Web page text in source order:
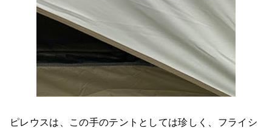
ピレウスは、この手のテントとしては珍しく、フライシ